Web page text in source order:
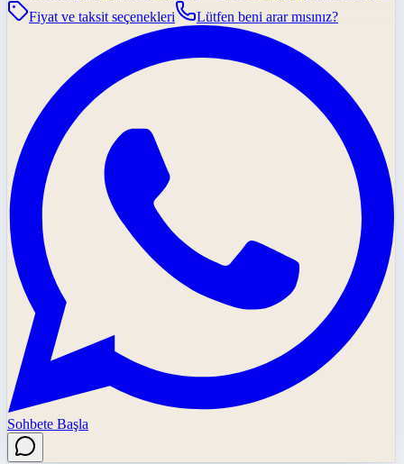
Fiyat ve taksit seçenekleri
Lütfen beni arar mısınız?
Sohbete Başla